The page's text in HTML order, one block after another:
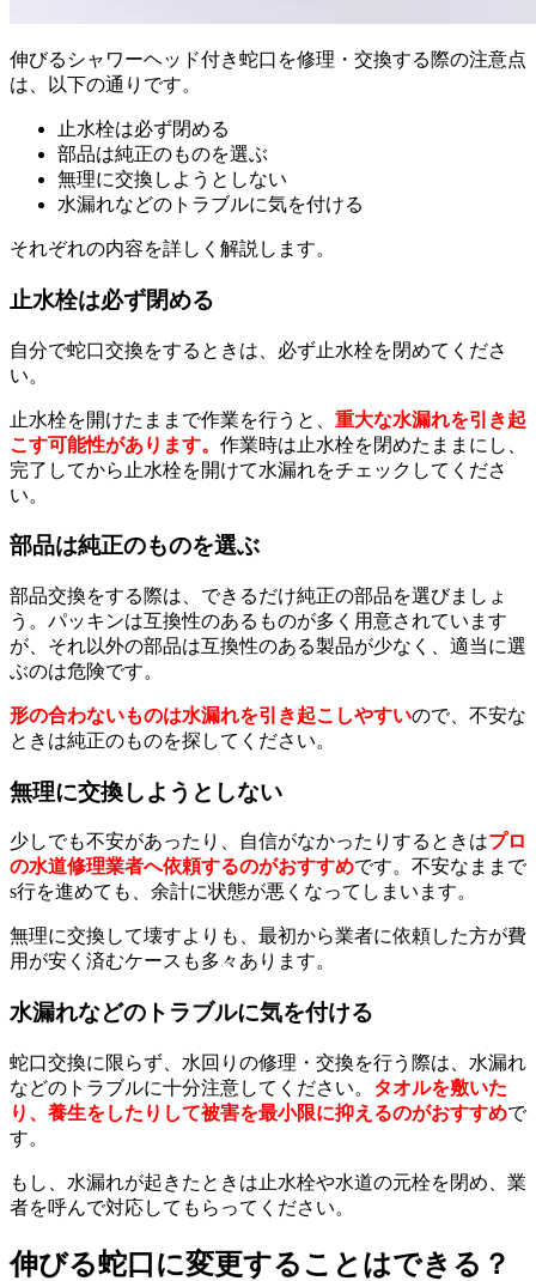
伸びるシャワーヘッド付き蛇口を修理・交換する際の注意点
は、以下の通りです。
止水栓は必ず閉める
部品は純正のものを選ぶ
無理に交換しようとしない
水漏れなどのトラブルに気を付ける
それぞれの内容を詳しく解説します。
止水栓は必ず閉める
自分で蛇口交換をするときは、必ず止水栓を閉めてくださ
い。
止水栓を開けたままで作業を行うと、 重大な水漏れを引き起
こす可能性があります。 作業時は止水栓を閉めたままにし、
完了してから止水栓を開けて水漏れをチェックしてくださ
い。
部品は純正のものを選ぶ
部品交換をする際は、できるだけ純正の部品を選びましょ
う。パッキンは互換性のあるものが多く用意されています
が、それ以外の部品は互換性のある製品が少なく、適当に選
ぶのは危険です。
形の合わないものは水漏れを引き起こしやすいので、不安な
ときは純正のものを探してください。
無理に交換しようとしない
少しでも不安があったり、自信がなかったりするときはプロ
の水道修理業者へ依頼するのがおすすめです。不安なままで
s行を進めても、余計に状態が悪くなってしまいます。
無理に交換して壊すよりも、最初から業者に依頼した方が費
用が安く済むケースも多々あります。
水漏れなどのトラブルに気を付ける
蛇口交換に限らず、水回りの修理・交換を行う際は、水漏れ
などのトラブルに十分注意してください。 タオルを敷いた
り、養生をしたりして被害を最小限に抑えるのがおすすめで
す。
もし、水漏れが起きたときは止水栓や水道の元栓を閉め、業
者を呼んで対応してもらってください。
伸びる蛇口に変更することはできる？